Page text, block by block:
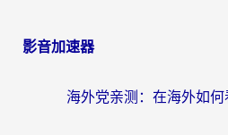
影音加速器